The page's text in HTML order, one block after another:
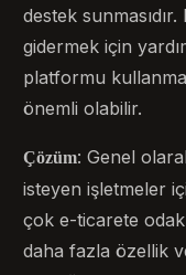
destek
gidermek için
platformu
önemli olabilir.
Çözüm: Genel
isteyen işletmeler
çok e-ticarete
daha fazla özellik